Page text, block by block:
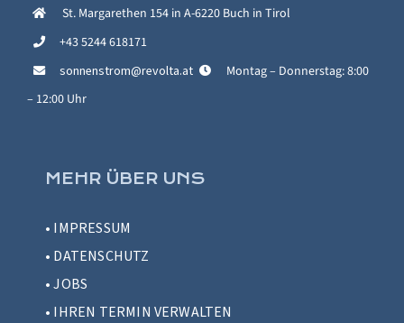
St. Margarethen 154 in A-6220 Buch in Tirol
+43 5244 618171
sonnenstrom@revolta.at
Montag – Donnerstag: 8:00
– 12:00 Uhr
MEHR ÜBER UNS
• IMPRESSUM
• DATENSCHUTZ
•JOBS
• IHREN TERMIN VERWALTEN